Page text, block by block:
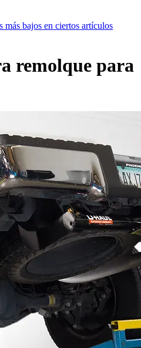
más bajos en ciertos artículos
remolque para